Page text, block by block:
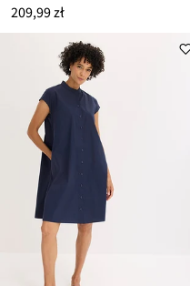
209,99 zł